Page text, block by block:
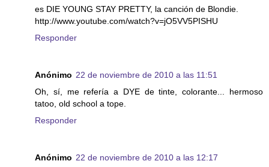
es DIE YOUNG STAY PRETTY, la canción de Blondie.
http://www.youtube.com/watch?v=jO5VV5PISHU
Responder
Anónimo 22 de noviembre de 2010 a las 11:51
Oh, sí, me refería a DYE de tinte, colorante... hermoso
tatoo, old school a tope.
Responder
Anónimo 22 de noviembre de 2010 a las 12:17